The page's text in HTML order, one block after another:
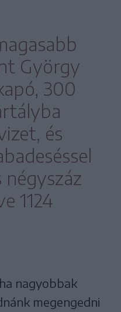
György
300
és
1124
nagyobbak
megengedni